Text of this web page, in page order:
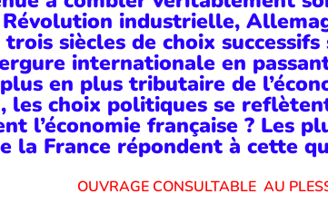
industrielle,
siècles de choix
internationale en
en plus tributaire de
les choix politiques se
l’économie française ? Les
la France répondent à cette
OUVRAGE CONSULTABLE AU